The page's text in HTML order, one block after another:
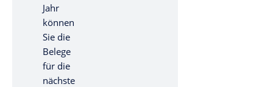
Jahr
können
Sie die
Belege
für die
nächste